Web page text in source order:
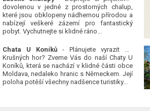
dovolenou v jedné z prostorných chalup,
které jsou obklopeny nádhernou přírodou a
nabízejí veškeré zázemí pro fantastický
pobyt. Vychutnejte si klidné ráno...
Chata U Koníků- Plánujete vyrazit do
Krušných hor? Zveme Vás do naší Chaty U
Koníků, která se nachází v klidné části obce
Moldava, nedaleko hranic s Německem. Její
poloha potěší všechny nadšence turistiky...